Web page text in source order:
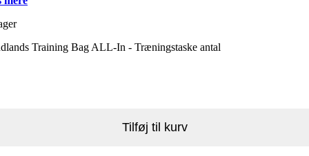
Training Bag ALL-In - Træningstaske antal
Tilføj til kurv